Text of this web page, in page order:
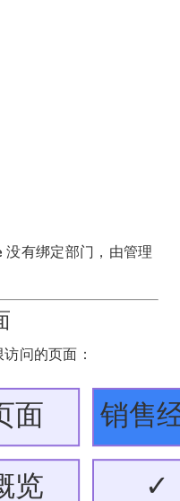
没有绑定部门，由管理
问的页面：